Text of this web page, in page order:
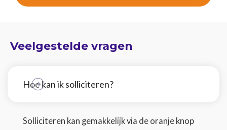
Veelgestelde vragen
Hoe kan ik solliciteren?
Solliciteren kan gemakkelijk via de oranje knop